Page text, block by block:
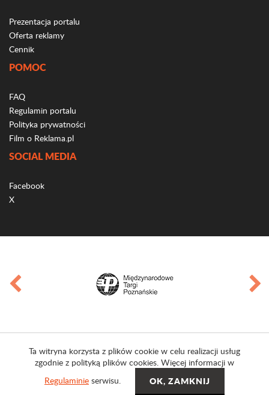
Prezentacja portalu
Oferta reklamy
Cennik
POMOC
FAQ
Regulamin portalu
Polityka prywatności
Film o Reklama.pl
SOCIAL MEDIA
Facebook
X
Ta witryna korzysta z plików cookie w celu realizacji usług
zgodnie z polityką plików cookies. Więcej informacji w
Regulaminie serwisu.